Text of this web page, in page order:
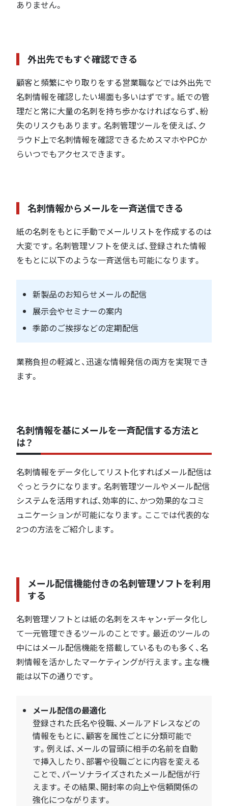
ありません。
外出先でもすぐ確認できる
顧客と頻繁にやり取りをする営業職などでは外出先で
名刺情報を確認したい場面も多いはずです。紙での管
理だと常に大量の名刺を持ち歩かなければならず、紛
失のリスクもあります。名刺管理ツールを使えば、ク
ラウド上で名刺情報を確認できるためスマホやPCか
らいつでもアクセスできます。
名刺情報からメールを一斉送信できる
紙の名刺をもとに手動でメールリストを作成するのは
大変です。名刺管理ソフトを使えば、登録された情報
をもとに以下のような一斉送信も可能になります。
新製品のお知らせメールの配信
展示会やセミナーの案内
季節のご挨拶などの定期配信
業務負担の軽減と、迅速な情報発信の両方を実現でき
ます。
名刺情報を基にメールを一斉配信する方法と
は？
名刺情報をデータ化してリスト化すればメール配信は
ぐっとラクになります。名刺管理ツールやメール配信
システムを活用すれば、効率的に、かつ効果的なコミ
ュニケーションが可能になります。ここでは代表的な
2つの方法をご紹介します。
メール配信機能付きの名刺管理ソフトを利用
する
名刺管理ソフトとは紙の名刺をスキャン・データ化し
て一元管理できるツールのことです。最近のツールの
中にはメール配信機能を搭載しているものも多く、名
刺情報を活かしたマーケティングが行えます。主な機
能は以下の通りです。
メール配信の最適化
登録された氏名や役職、メールアドレスなどの
情報をもとに、顧客を属性ごとに分類可能で
す。例えば、メールの冒頭に相手の名前を自動
で挿入したり、部署や役職ごとに内容を変える
ことで、パーソナライズされたメール配信が行
えます。その結果、開封率の向上や信頼関係の
強化につながります。